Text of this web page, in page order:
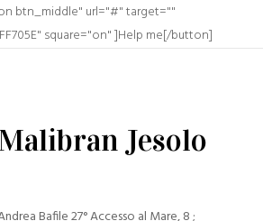
btn_middle" url="#" target=""
square="on" ]Help me[/button]
Jesolo
Bafile 27° Accesso al Mare, 8 ;